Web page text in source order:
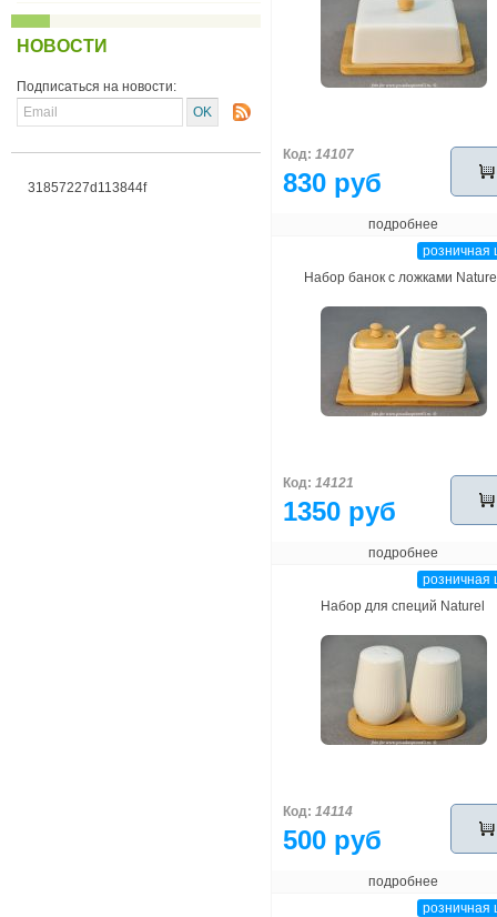
НОВОСТИ
Подписаться на новости:
31857227d113844f
Код: 14107
830 руб
подробнее
розничная
Набор банок с ложками
Код: 14121
1350 руб
подробнее
розничная
Набор для специй Naturel
Код: 14114
500 руб
подробнее
розничная